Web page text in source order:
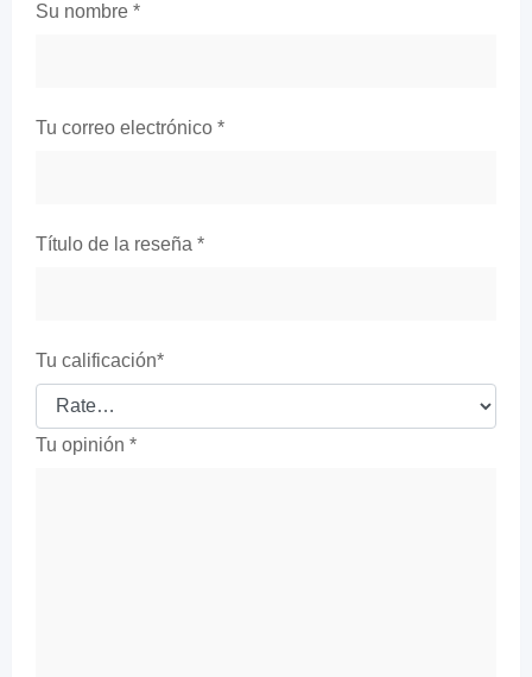
Su nombre *
Tu correo electrónico *
Título de la reseña *
Tu calificación*
Tu opinión *